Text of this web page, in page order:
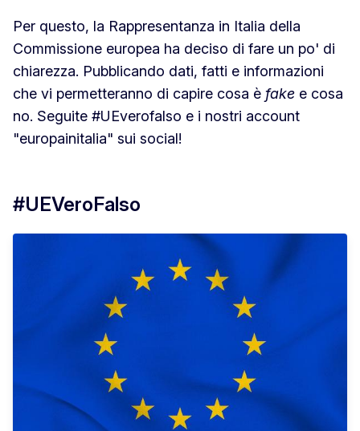
Per questo, la Rappresentanza in Italia della
Commissione europea ha deciso di fare un po' di
chiarezza. Pubblicando dati, fatti e informazioni
che vi permetteranno di capire cosa è fake e cosa
no. Seguite #UEverofalso e i nostri account
"europainitalia" sui social!
#UEVeroFalso